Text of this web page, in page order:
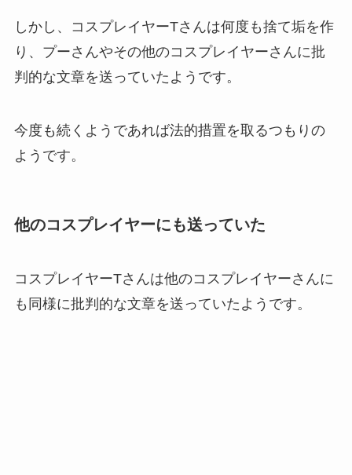
しかし、コスプレイヤーTさんは何度も捨て垢を作
り、プーさんやその他のコスプレイヤーさんに批
判的な文章を送っていたようです。
今度も続くようであれば法的措置を取るつもりの
ようです。
他のコスプレイヤーにも送っていた
コスプレイヤーTさんは他のコスプレイヤーさんに
も同様に批判的な文章を送っていたようです。